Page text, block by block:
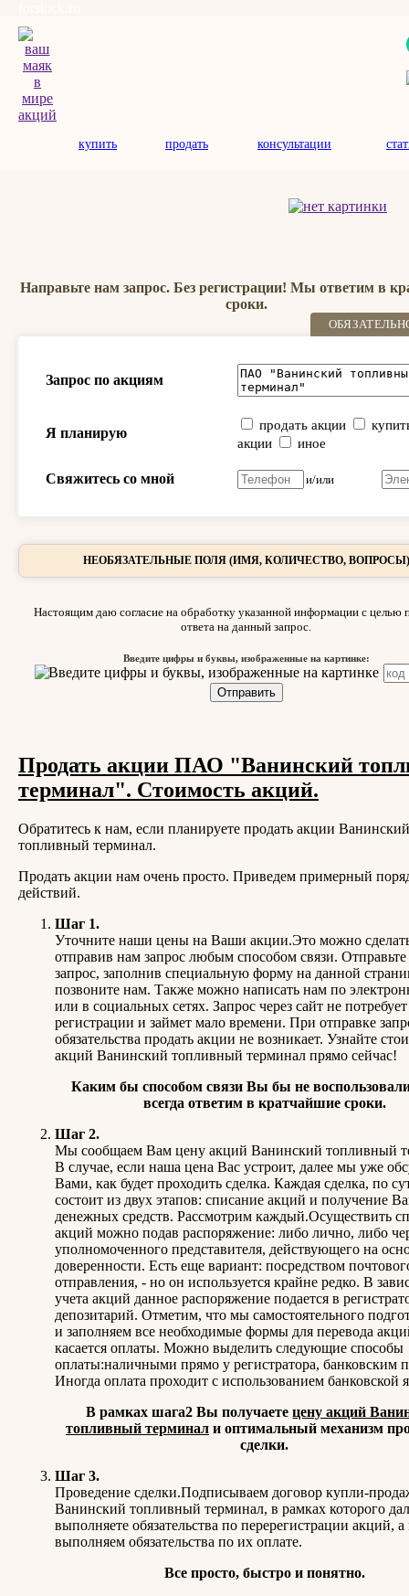
купить продать консультации
Направьте нам запрос. Без регистрации! Мы ответим в
сроки.
Запрос по акциям
Я планирую продать акции
акции
иное
Свяжитесь со мной и/или
НЕОБЯЗАТЕЛЬНЫЕ ПОЛЯ (ИМЯ, КОЛИЧЕСТВО, ВОПРОСЫ)
Настоящим даю согласие на обработку указанной информации с целью
ответа на данный запрос.
Введите цифры и буквы, изображенные на картинке:
Продать акции ПАО "Ванинский
терминал". Стоимость акций.
Обратитесь к нам, если планируете продать акции Ванинский
топливный терминал.
Продать акции нам очень просто. Приведем примерный
действий.
Шаг 1.
Уточните наши цены на Ваши акции.Это можно
отправив нам запрос любым способом связи.
запрос, заполнив специальную форму на данной
позвоните нам. Также можно написать нам по
или в социальных сетях. Запрос через сайт не
регистрации и займет мало времени. При отправке
обязательства продать акции не возникает. Узнайте
акций Ванинский топливный терминал прямо сейчас!
Каким бы способом связи Вы бы не
всегда ответим в кратчайшие сроки.
Шаг 2.
Мы сообщаем Вам цену акций Ванинский топливный
В случае, если наша цена Вас устроит, далее мы уже
Вами, как будет проходить сделка. Каждая сделка, по
состоит из двух этапов: списание акций и получение
денежных средств. Рассмотрим каждый.Осуществить
акций можно подав распоряжение: либо лично, либо
уполномоченного представителя, действующего на
доверенности. Есть еще вариант: посредством
отправления, - но он используется крайне редко. В
учета акций данное распоряжение подается в
депозитарий. Отметим, что мы самостоятельного
и заполняем все необходимые формы для перевода
касается оплаты. Можно выделить следующие способы
оплаты:наличными прямо у регистратора, банковским
Иногда оплата проходит с использованием банковской
В рамках шага2 Вы получаетецену акций
топливный терминал и оптимальный механизм
сделки.
Шаг 3.
Проведение сделки.Подписываем договор купли-
Ванинский топливный терминал, в рамках которого
выполняете обязательства по перерегистрации акций,
выполняем обязательства по их оплате.
Все просто, быстро и понятно.